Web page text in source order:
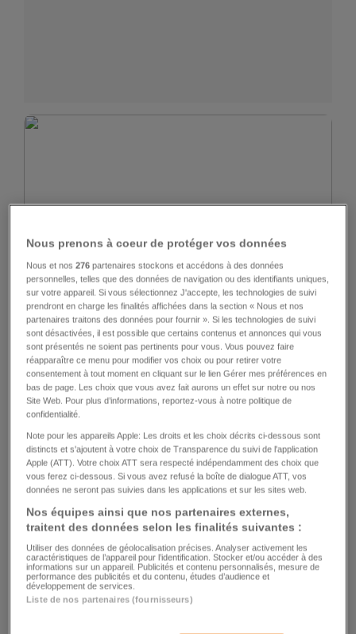
Tous les éléments clés de la vie trouvés sur
un astéroïde
5 241 81
FRIBOURG
Un conducteur blessé après une sortie de
route à Broc
307 45
Nous prenons à coeur de protéger vos données
Nous et nos276 partenaires stockons et accédons à des données
personnelles, telles que des données de navigation ou des identifiants uniques,
sur votre appareil. Si vous sélectionnez J'accepte, les technologies de suivi
prendront en charge les finalités affichées dans la section « Nous et nos
partenaires traitons des données pour fournir ». Si les technologies de suivi
sont désactivées, il est possible que certains contenus et annonces qui vous
sont présentés ne soient pas pertinents pour vous. Vous pouvez faire
réapparaître ce menu pour modifier vos choix ou pour retirer votre
consentement à tout moment en cliquant sur le lien Gérer mes préférences en
bas de page. Les choix que vous avez fait aurons un effet sur notre ou nos
Site Web. Pour plus d’informations, reportez-vous à notre politique de
confidentialité.
Note pour les appareils Apple: Les droits et les choix décrits ci-dessous sont
distincts et s'ajoutent à votre choix de Transparence du suivi de l'application
Apple (ATT). Votre choix ATT sera respecté indépendamment des choix que
vous ferez ci-dessous. Si vous avez refusé la boîte de dialogue ATT, vos
données ne seront pas suivies dans les applications et sur les sites web.
Nos équipes ainsi que nos partenaires externes,
traitent des données selon les finalités suivantes :
Utiliser des données de géolocalisation précises. Analyser activement les
caractéristiques de l’appareil pour l’identification. Stocker et/ou accéder à des
informations sur un appareil. Publicités et contenu personnalisés, mesure de
performance des publicités et du contenu, études d’audience et
développement de services.
Liste de nos partenaires (fournisseurs)